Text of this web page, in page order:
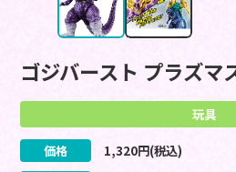
ゴジバースト プラズマ
玩具
価格 1,320円(税込)